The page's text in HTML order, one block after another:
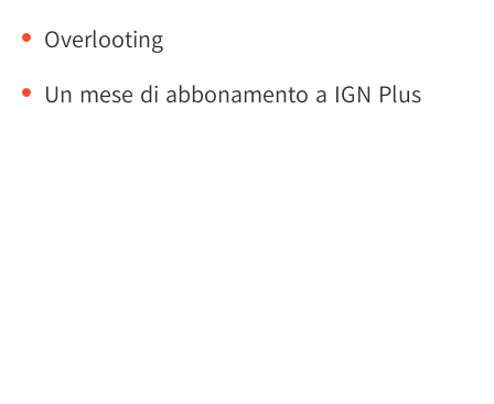
Overlooting
Un mese di abbonamento a IGN Plus